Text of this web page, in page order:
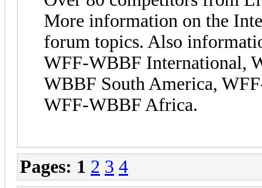
More information on the
forum topics. Also
WFF-WBBF International,
WBBF South America,
WFF-WBBF Africa.
Pages: 1 2 3 4